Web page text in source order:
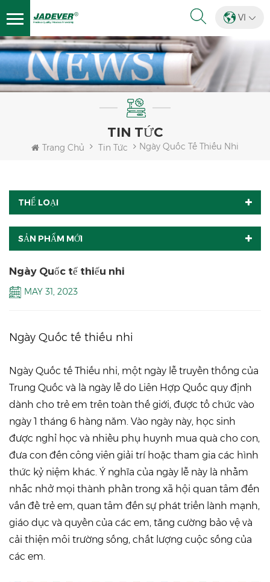
VI
TIN TỨC
Trang Chủ Tin Tức Ngày Quốc Tế Thiếu Nhi
THỂ LOẠI
SẢN PHẨM MỚI
Ngày Quốc tế thiếu nhi
MAY 31, 2023
Ngày Quốc tế thiếu nhi
Ngày Quốc tế Thiếu nhi, một ngày lễ truyền thống của
Trung Quốc và là ngày lễ do Liên Hợp Quốc quy định
dành cho trẻ em trên toàn thế giới, được tổ chức vào
ngày 1 tháng 6 hàng năm. Vào ngày này, học sinh
được nghỉ học và nhiều phụ huynh mua quà cho con,
đưa con đến công viên giải trí hoặc tham gia các hình
thức kỷ niệm khác. Ý nghĩa của ngày lễ này là nhằm
nhắc nhở mọi thành phần trong xã hội quan tâm đến
vấn đề trẻ em, quan tâm đến sự phát triển lành mạnh,
giáo dục và quyền của các em, tăng cường bảo vệ và
cải thiện môi trường sống, chất lượng cuộc sống của
các em.